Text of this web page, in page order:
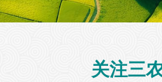
关注三